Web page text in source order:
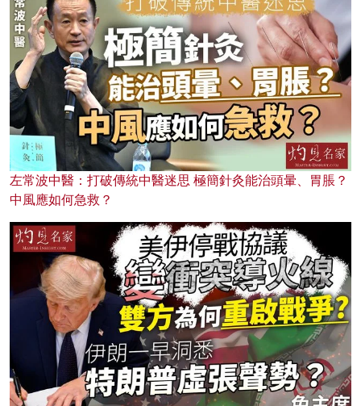
左常波中醫：打破傳統中醫迷思 極簡針灸能治頭暈、胃脹？
中風應如何急救？